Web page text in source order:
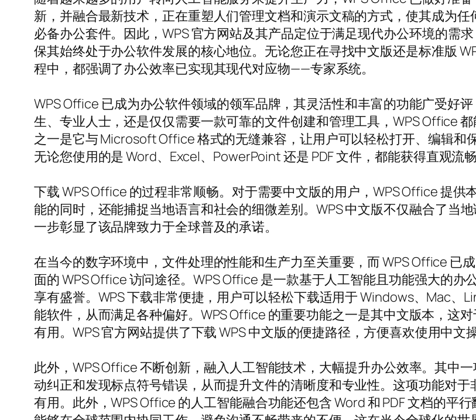
新，并融合最新技术，正在重塑人们管理文档和演示文稿的方式，使其成为
必备办公套件。因此，WPS 官方网站及其产品定位于满足现代办公环境的需
保其始终处于办公软件发展的核心地位。无论您正在寻找中文版还是标准版
程中，都强调了办公效率已实现其现代对应物——专家系统。
WPS Office 已成为办公软件领域的领军品牌，其灵活性和丰富的功能广受好
生、专业人士，还是仅仅需要一款可靠的文件创建和管理工具，WPS Office
之一是它与 Microsoft Office 格式的无缝兼容，让用户可以轻松打开、编辑和
无论您使用的是 Word、Excel、PowerPoint 还是 PDF 文件，都能获得直观流畅
下载 WPS Office 的过程非常顺畅。对于需要中文版的用户，WPS Office 提
能的同时，还能捕捉当地语言和社会的细微差别。WPS 中文版不仅融合了当
一步彰显了该品牌致力于全球普及的承诺。
在当今的数字环境中，文件处理的性能和生产力至关重要，而 WPS Office 已
面的 WPS Office 访问途径。WPS Office 是一款基于人工智能且功能强大的
享有盛誉。WPS 下载非常便捷，用户可以轻松下载适用于 Windows、Mac、
能软件，从而满足各种偏好。WPS Office 的重要功能之一是其中文版本，这
有用。WPS 官方网站提供了下载 WPS 中文版的便捷路径，方便喜欢使用中文
此外，WPS Office 不断创新，融入人工智能技术，大幅提升办公效率。其中
动纠正和发现标点符号错误，从而提升文件的清晰度和专业性。这项功能对
有用。此外，WPS Office 的人工智能融合功能还包含 Word 和 PDF 文档的平